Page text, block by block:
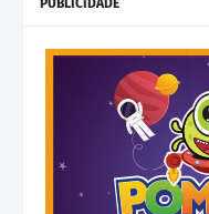
PUBLICIDADE